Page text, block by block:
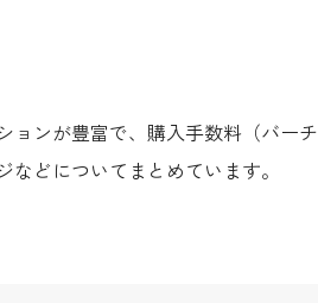
ョンが豊富で、購入手数料（バーチ
どについてまとめています。